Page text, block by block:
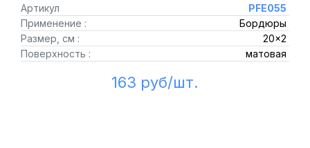
Артикул
PFE055
Применение :
Бордюры
Размер, см :
20x2
Поверхность :
матовая
163 руб/шт.